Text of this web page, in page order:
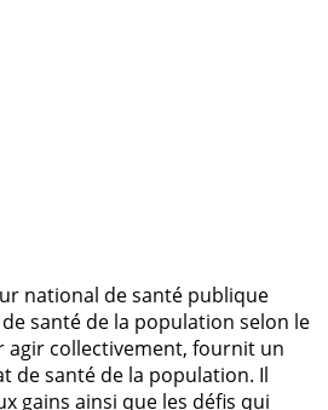
national de santé publique
santé de la population selon le
agir collectivement, fournit un
de santé de la population. Il
gains ainsi que les défis qui